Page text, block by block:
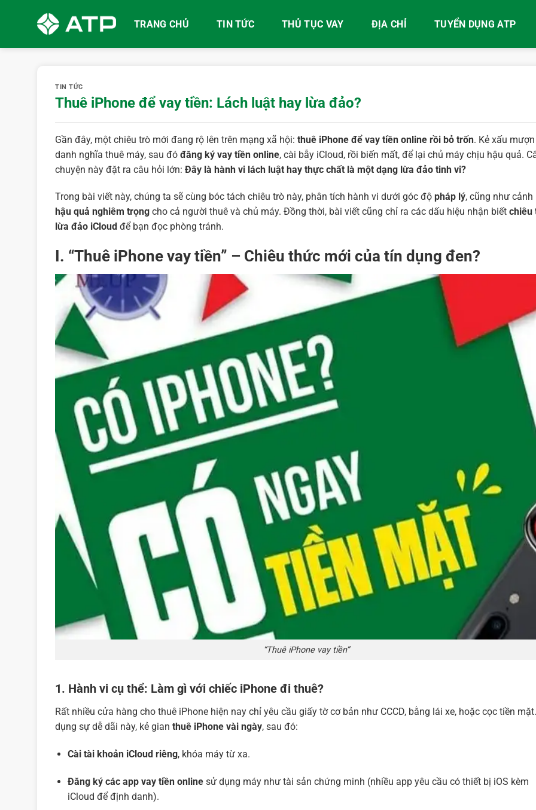
dung
TRANG CHỦ TIN TỨC THỦ TỤC VAY ĐỊA CHỈ TUYỂN DỤNG ATP
TIN TỨC
Thuê iPhone để vay tiền: Lách luật hay lừa đảo?
Gần đây, một chiêu trò mới đang rộ lên trên mạng xã hội: thuê iPhone để vay tiền online rồi bỏ trốn. Kẻ xấu mượn
danh nghĩa thuê máy, sau đó đăng ký vay tiền online, cài bẫy iCloud, rồi biến mất, để lại chủ máy chịu hậu quả.
chuyện này đặt ra câu hỏi lớn: Đây là hành vi lách luật hay thực chất là một dạng lừa đảo tinh vi?
Trong bài viết này, chúng ta sẽ cùng bóc tách chiêu trò này, phân tích hành vi dưới góc độ pháp lý, cũng như cảnh
hậu quả nghiêm trọng cho cả người thuê và chủ máy. Đồng thời, bài viết cũng chỉ ra các dấu hiệu nhận biết chiêu
lừa đảo iCloud để bạn đọc phòng tránh.
I. “Thuê iPhone vay tiền” – Chiêu thức mới của tín dụng đen?
“Thuê iPhone vay tiền”
1. Hành vi cụ thể: Làm gì với chiếc iPhone đi thuê?
Rất nhiều cửa hàng cho thuê iPhone hiện nay chỉ yêu cầu giấy tờ cơ bản như CCCD, bằng lái xe, hoặc cọc tiền
dụng sự dễ dãi này, kẻ gian thuê iPhone vài ngày, sau đó:
Cài tài khoản iCloud riêng, khóa máy từ xa.
Đăng ký các app vay tiền onlinesử dụng máy như tài sản chứng minh (nhiều app yêu cầu có thiết bị iOS kèm
iCloud để định danh).